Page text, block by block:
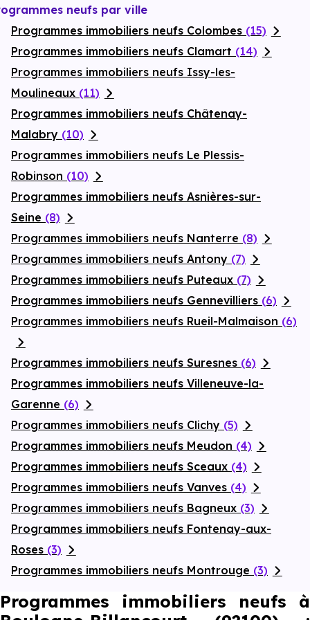
neufs par ville
Programmes immobiliers neufs Colombes (15)
Programmes immobiliers neufs Clamart (14)
Programmes immobiliers neufs Issy-les-
Moulineaux (11)
Programmes immobiliers neufs Châtenay-
Malabry (10)
Programmes immobiliers neufs Le Plessis-
Robinson (10)
Programmes immobiliers neufs Asnières-sur-
Seine (8)
Programmes immobiliers neufs Nanterre (8)
Programmes immobiliers neufs Antony (7)
Programmes immobiliers neufs Puteaux (7)
Programmes immobiliers neufs Gennevilliers (6)
Programmes immobiliers neufs Rueil-Malmaison (6)
Programmes immobiliers neufs Suresnes (6)
Programmes immobiliers neufs Villeneuve-la-
Garenne (6)
Programmes immobiliers neufs Clichy (5)
Programmes immobiliers neufs Meudon (4)
Programmes immobiliers neufs Sceaux (4)
Programmes immobiliers neufs Vanves (4)
Programmes immobiliers neufs Bagneux (3)
Programmes immobiliers neufs Fontenay-aux-
Roses (3)
Programmes immobiliers neufs Montrouge (3)
Programmes immobiliers neufs à